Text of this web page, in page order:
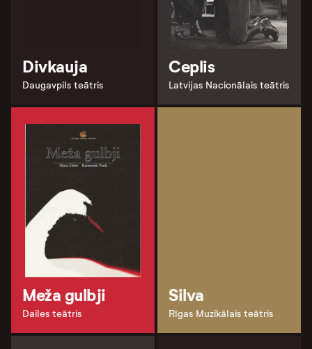
Divkauja
Daugavpils teātris
Ceplis
Latvijas Nacionālais teātris
Meža gulbji
Dailes teātris
Silva
Rīgas Muzikālais teātris